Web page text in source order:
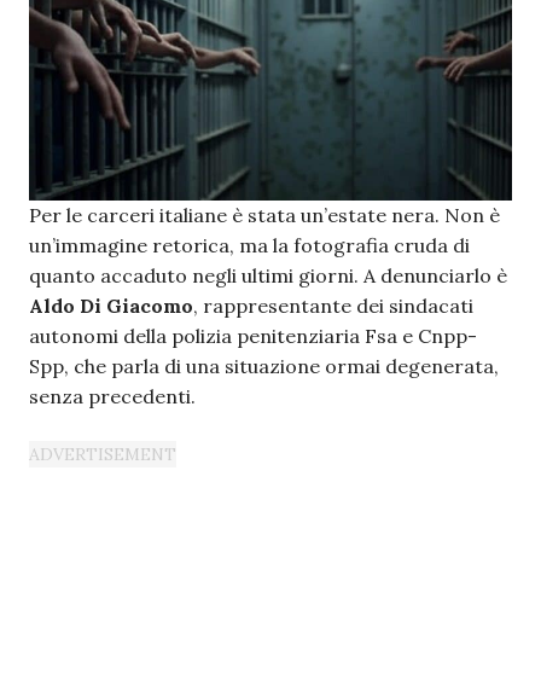
Per le carceri italiane è stata un’estate nera. Non è
un’immagine retorica, ma la fotografia cruda di
quanto accaduto negli ultimi giorni. A denunciarlo è
Aldo Di Giacomo, rappresentante dei sindacati
autonomi della polizia penitenziaria Fsa e Cnpp-
Spp, che parla di una situazione ormai degenerata,
senza precedenti.